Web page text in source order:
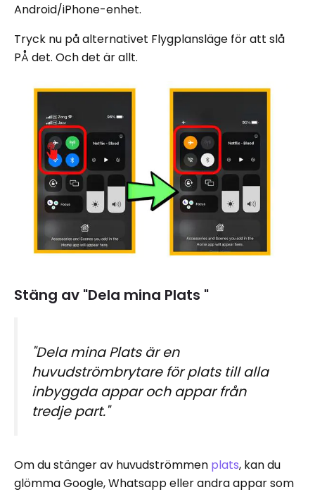
Android/iPhone-enhet.
Tryck nu på alternativet Flygplansläge för att slå
PÅ det. Och det är allt.
Stäng av "Dela mina Plats "
"Dela mina Plats är en
huvudströmbrytare för plats till alla
inbyggda appar och appar från
tredje part."
Om du stänger av huvudströmmen plats, kan du
glömma Google, Whatsapp eller andra appar som